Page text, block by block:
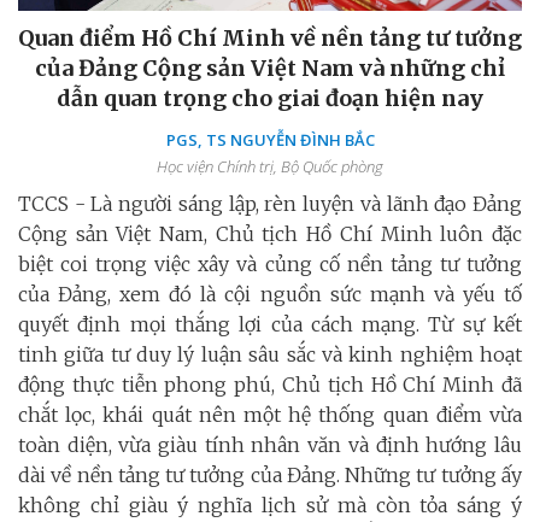
Quan điểm Hồ Chí Minh về nền tảng tư tưởng
của Đảng Cộng sản Việt Nam và những chỉ
dẫn quan trọng cho giai đoạn hiện nay
PGS, TS NGUYỄN ĐÌNH BẮC
Học viện Chính trị, Bộ Quốc phòng
TCCS - Là người sáng lập, rèn luyện và lãnh đạo Đảng
Cộng sản Việt Nam, Chủ tịch Hồ Chí Minh luôn đặc
biệt coi trọng việc xây và củng cố nền tảng tư tưởng
của Đảng, xem đó là cội nguồn sức mạnh và yếu tố
quyết định mọi thắng lợi của cách mạng. Từ sự kết
tinh giữa tư duy lý luận sâu sắc và kinh nghiệm hoạt
động thực tiễn phong phú, Chủ tịch Hồ Chí Minh đã
chắt lọc, khái quát nên một hệ thống quan điểm vừa
toàn diện, vừa giàu tính nhân văn và định hướng lâu
dài về nền tảng tư tưởng của Đảng. Những tư tưởng ấy
không chỉ giàu ý nghĩa lịch sử mà còn tỏa sáng ý